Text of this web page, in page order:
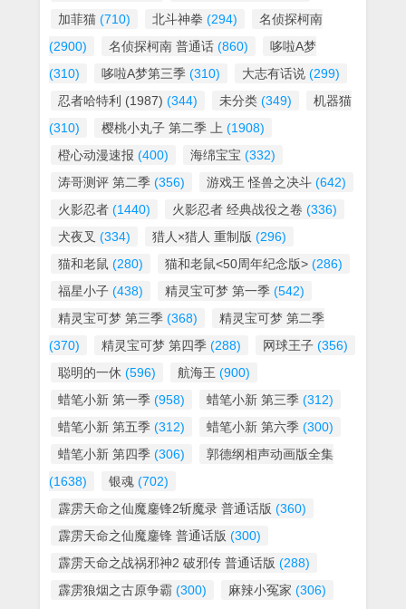
加菲猫 (710) 北斗神拳 (294)
名侦探柯南
(2900)
名侦探柯南 普通话 (860)
哆啦A梦
(310)
哆啦A梦第三季 (310) 大志有话说 (299)
忍者哈特利 (1987) (344) 未分类 (349)
机器猫
(310)
樱桃小丸子 第二季 上 (1908)
橙心动漫速报 (400) 海绵宝宝 (332)
涛哥测评 第二季 (356) 游戏王 怪兽之决斗 (642)
火影忍者 (1440) 火影忍者 经典战役之卷 (336)
犬夜叉 (334) 猎人×猎人 重制版 (296)
猫和老鼠 (280) 猫和老鼠<50周年纪念版> (286)
福星小子 (438) 精灵宝可梦 第一季 (542)
精灵宝可梦 第三季 (368)
精灵宝可梦 第二季
(370)
精灵宝可梦 第四季 (288) 网球王子 (356)
聪明的一休 (596) 航海王 (900)
蜡笔小新 第一季 (958) 蜡笔小新 第三季 (312)
蜡笔小新 第五季 (312) 蜡笔小新 第六季 (300)
蜡笔小新 第四季 (306)
郭德纲相声动画版全集
(1638)
银魂 (702)
霹雳天命之仙魔鏖锋2斩魔录 普通话版 (360)
霹雳天命之仙魔鏖锋 普通话版 (300)
霹雳天命之战祸邪神2 破邪传 普通话版 (288)
霹雳狼烟之古原争霸 (300) 麻辣小冤家 (306)